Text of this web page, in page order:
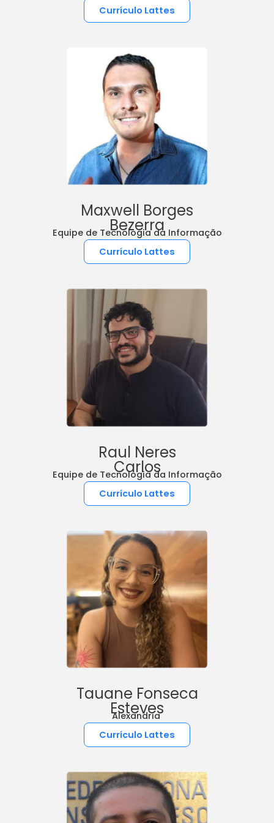
Currículo Lattes
Maxwell Borges
Bezerra
Equipe de Tecnologia da Informação
Currículo Lattes
Raul Neres
Carlos
Equipe de Tecnologia da Informação
Currículo Lattes
Tauane Fonseca
Esteves
Alexandria
Currículo Lattes